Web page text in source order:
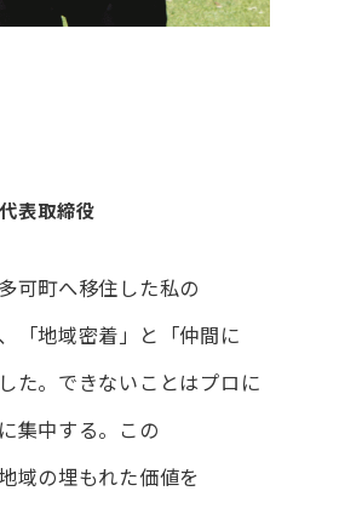
表取締役
可町へ​移住した​私の​
「地域密着」と​「仲間に​
た。 できない​ことは​プロに​
集中する。 この​
域の​埋もれた​価値を​